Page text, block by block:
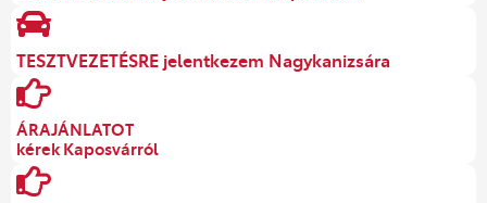
TESZTVEZETÉSRE jelentkezem Nagykanizsára
ÁRAJÁNLATOT
kérek Kaposvárról